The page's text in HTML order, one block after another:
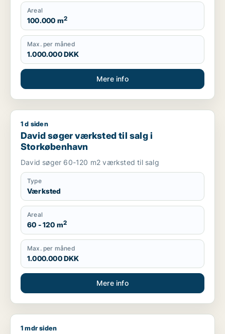
Areal
100.000 m2
Max. per måned
1.000.000 DKK
Mere info
David søger værksted til salg i Storkøbenhavn
1 d siden
David søger værksted til salg i
Storkøbenhavn
David søger 60-120 m2 værksted til salg
Type
Værksted
Areal
60 - 120 m2
Max. per måned
1.000.000 DKK
Mere info
Moustafa søger lager, værksted eller garage til leje i Greve,
1 mdr siden